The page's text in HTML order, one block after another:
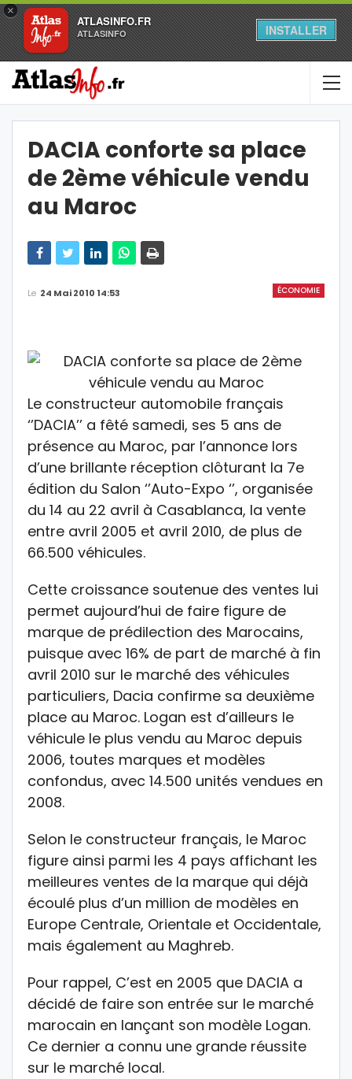
×
ATLASINFO.FR
ATLASINFO INSTALLER
DACIA conforte sa place
de 2ème véhicule vendu
au Maroc
ÉCONOMIE
Le 24 Mai 2010 14:53
Le constructeur automobile français
‘’DACIA’’ a fêté samedi, ses 5 ans de
présence au Maroc, par l’annonce lors
d’une brillante réception clôturant la 7e
édition du Salon ‘’Auto-Expo ‘’, organisée
du 14 au 22 avril à Casablanca, la vente
entre avril 2005 et avril 2010, de plus de
66.500 véhicules.
Cette croissance soutenue des ventes lui
permet aujourd’hui de faire figure de
marque de prédilection des Marocains,
puisque avec 16% de part de marché à fin
avril 2010 sur le marché des véhicules
particuliers, Dacia confirme sa deuxième
place au Maroc. Logan est d’ailleurs le
véhicule le plus vendu au Maroc depuis
2006, toutes marques et modèles
confondus, avec 14.500 unités vendues en
2008.
Selon le constructeur français, le Maroc
figure ainsi parmi les 4 pays affichant les
meilleures ventes de la marque qui déjà
écoulé plus d’un million de modèles en
Europe Centrale, Orientale et Occidentale,
mais également au Maghreb.
Pour rappel, C’est en 2005 que DACIA a
décidé de faire son entrée sur le marché
marocain en lançant son modèle Logan.
Ce dernier a connu une grande réussite
sur le marché local.